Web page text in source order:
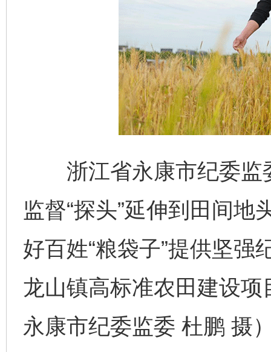
浙江省永康市纪委监
监督“探头”延伸到田间
好百姓“粮袋子”提供坚
龙山镇高标准农田建设
永康市纪委监委 杜鹏 摄
东山县通报“牛蛙产品抗生素超标问题” 法
千年窑火 生生不息 一